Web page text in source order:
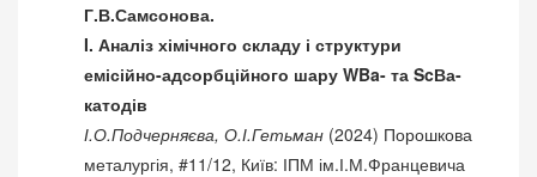
Г.В.Самсонова.
I. Аналіз хімічного складу і структури
емісійно-адсорб­цій­ного шару WBa- та ScВа-
катодів
І.О.Подчерняєва, О.І.Гетьман (2024) Порошкова
металургія, #11/12, Київ: ІПМ ім.І.М.Францевича